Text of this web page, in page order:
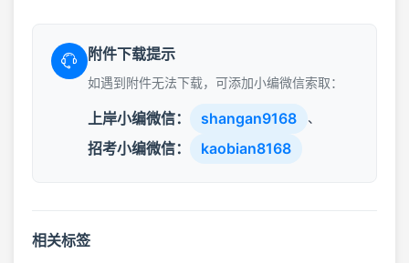
附件下载提示
如遇到附件无法下载，可添加小编微信索取：
上岸小编微信： shangan9168 、
招考小编微信： kaobian8168
相关标签